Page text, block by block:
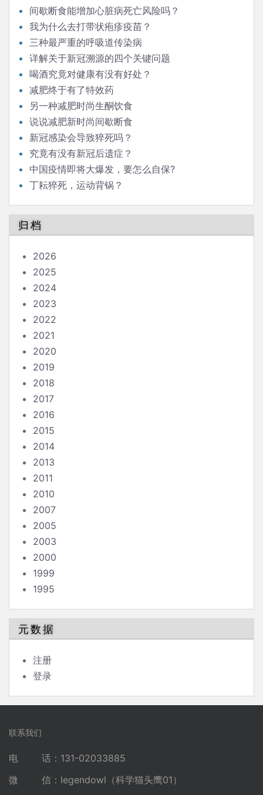
间歇断食能增加心脏病死亡风险吗？
我为什么去打带状疱疹疫苗？
三种最严重的呼吸道传染病
详解关于新冠溯源的四个关键问题
喝酒究竟对健康有没有好处？
减肥终于有了特效药
另一种减肥时尚生酮饮食
说说减肥新时尚间歇断食
新冠感染会导致猝死吗？
究竟有没有新冠后遗症？
中国疫情即将大爆发，要怎么自保?
丁耘猝死，运动背锅？
归档
2026
2025
2024
2023
2022
2021
2020
2019
2018
2017
2016
2015
2014
2013
2011
2010
2007
2005
2003
2000
1999
1995
元数据
注册
登录
联系我们
电 话：131-02033885
微 信：legendowl（科学猫头鹰01）